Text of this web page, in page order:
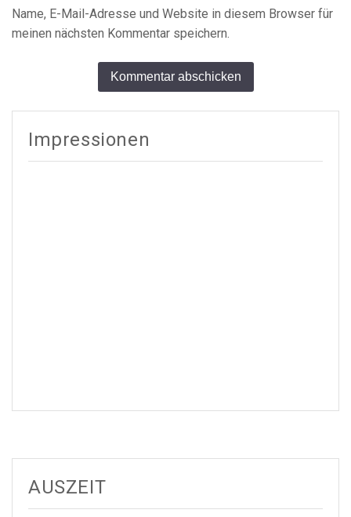
Name, E-Mail-Adresse und Website in diesem Browser für
meinen nächsten Kommentar speichern.
Impressionen
AUSZEIT